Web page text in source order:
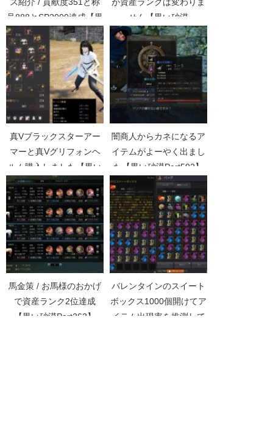
ス紹介 / 貢献度351と称
号888とSP2000達成【黒
い砂漠Part2557】
が資産ランクは変わりま
せん【黒い砂漠
Part1178】
真Vブラックスターアー
マーと真Vグリフォンヘ
ルム購入しました【黒い
砂漠Part3621】
闇商人からカネになるア
イテムがよーやく出まし
た【黒い砂漠Part592】
馬金策 / お馬様のおかげ
で資産ランク2位達成
【黒い砂漠Part262】
バレンタインのスイート
ボックス1000個開けてア
イテム出現率を推測して